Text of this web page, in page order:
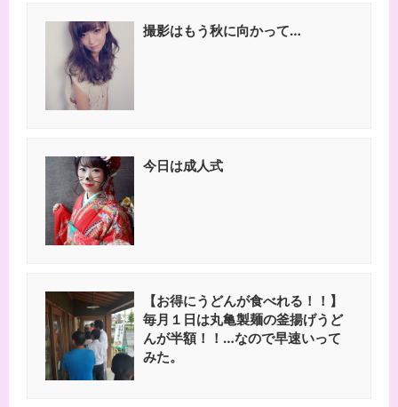
撮影はもう秋に向かって…
今日は成人式
【お得にうどんが食べれる！！】
毎月１日は丸亀製麺の釜揚げうど
んが半額！！…なので早速いって
みた。